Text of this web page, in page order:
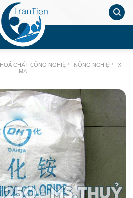
.
HOÁ CHẤT CÔNG NGHIỆP - NÔNG NGHIỆP - XI
MẠ